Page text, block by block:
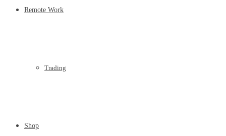
Remote Work
Trading
Shop